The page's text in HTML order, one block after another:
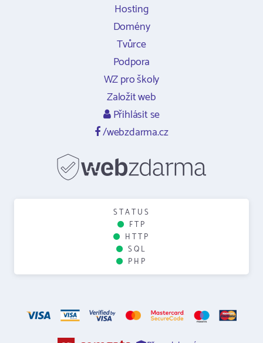
Hosting
Domény
Tvůrce
Podpora
WZ pro školy
Založit web
Přihlásit se
/webzdarma.cz
STATUS
FTP
HTTP
SQL
PHP